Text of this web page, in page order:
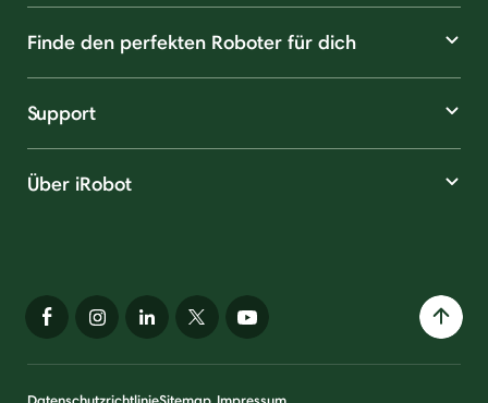
Finde den perfekten Roboter für dich
Support
Über iRobot